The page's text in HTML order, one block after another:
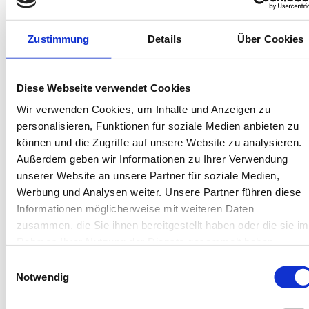
Zustimmung Details Über Cookies
Diese Webseite verwendet Cookies
Wir verwenden Cookies, um Inhalte und Anzeigen zu
personalisieren, Funktionen für soziale Medien anbieten zu
können und die Zugriffe auf unsere Website zu analysieren.
Außerdem geben wir Informationen zu Ihrer Verwendung
unserer Website an unsere Partner für soziale Medien,
Werbung und Analysen weiter. Unsere Partner führen diese
Informationen möglicherweise mit weiteren Daten
zusammen, die Sie ihnen bereitgestellt haben oder die sie im
Notwendig
Kartenzahlung möglich
Wäschepakete inklusive
Bismarckstr. 43, 26757 Borkum
Objekt-Nr.: 4030007
Diese Unterkunft teilen: